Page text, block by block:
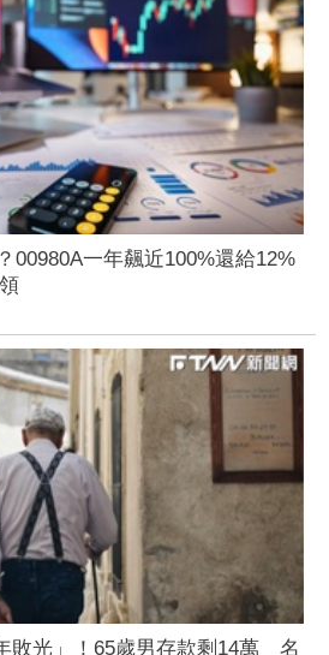
00980A一年飆近100%還給12%
敗光」！65歲男存款剩14萬 名